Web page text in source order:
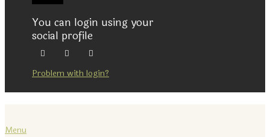
You can login using your
social profile
Problem with login?
Menu